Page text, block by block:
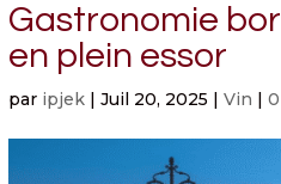
Gastronomie
en plein essor
par ipjek |Juil 20, 2025 |Vin |